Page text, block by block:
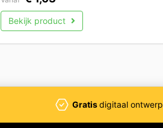
Bekijk product
Gratisdigitaal ontwerp